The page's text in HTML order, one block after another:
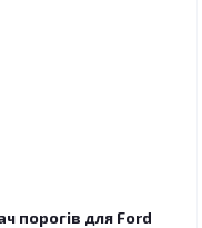
порогів для Ford